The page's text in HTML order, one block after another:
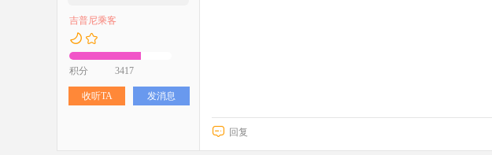
吉普尼乘客
积分 3417
收听TA 发消息
回复